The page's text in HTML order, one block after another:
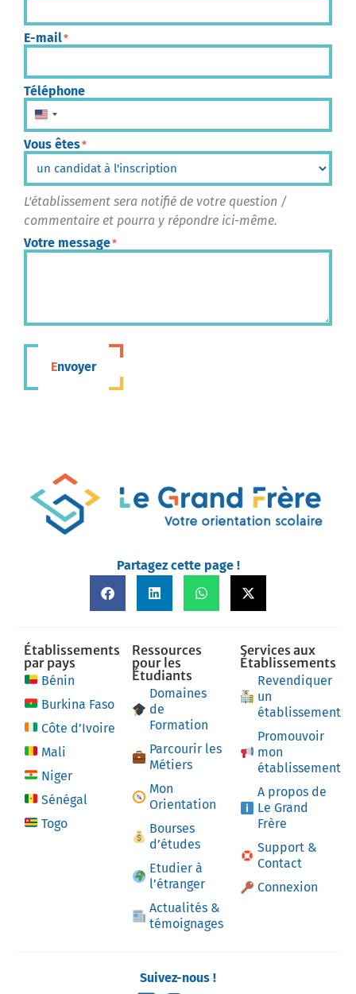
E-mail*
Téléphone
États-Unis +1
Vous êtes*
L'établissement sera notifié de votre question /
commentaire et pourra y répondre ici-même.
Votre message*
Envoyer
Partagez cette page !
Établissements
par pays
Bénin
Burkina Faso
Côte d’Ivoire
Mali
Niger
Sénégal
Togo
Ressources
pour les
Étudiants
Domaines
de
Formation
Parcourir les
Métiers
Mon
Orientation
Bourses
d’études
Etudier à
l’étranger
Actualités &
témoignages
Services aux
Établissements
Revendiquer
un
établissement
Promouvoir
mon
établissement
A propos de
Le Grand
Frère
Support &
Contact
Connexion
Suivez-nous !